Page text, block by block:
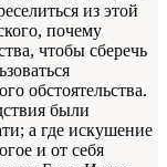
из этой
почему
чтобы сберечь
обстоятельства.
были
а где искушение
и от себя